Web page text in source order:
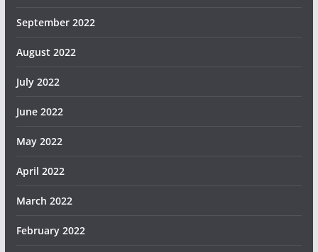
September 2022
August 2022
July 2022
June 2022
May 2022
April 2022
March 2022
February 2022